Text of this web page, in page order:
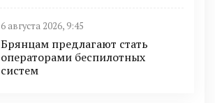
6 августа 2026, 9:45
Брянцам предлагают cтать
оперaтoрами бeспилотных
систeм